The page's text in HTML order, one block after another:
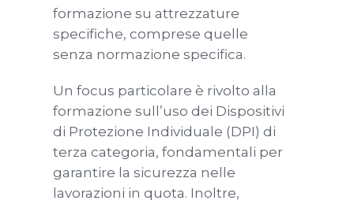
formazione su attrezzature
specifiche, comprese quelle
senza normazione specifica.
Un focus particolare è rivolto alla
formazione sull’uso dei Dispositivi
di Protezione Individuale (DPI) di
terza categoria, fondamentali per
garantire la sicurezza nelle
lavorazioni in quota. Inoltre,